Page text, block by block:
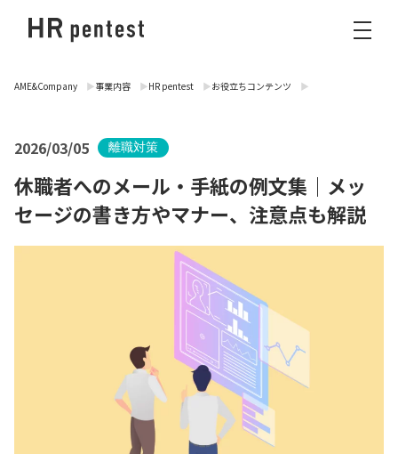
AME&Company 事業内容 HR pentest お役立ちコンテンツ
2026/03/05 離職対策
休職者へのメール・手紙の例文集｜メッ
セージの書き方やマナー、注意点も解説